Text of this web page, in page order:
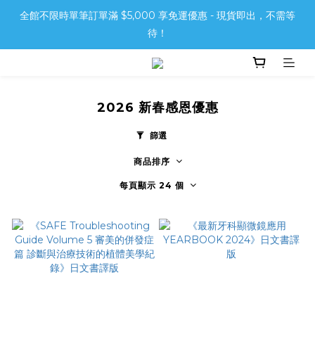
全館不限時單筆訂單滿 $5,000 享免運優惠 - 現貨即出，不需等
待！
2026 新春感恩優惠
篩選
商品排序
每頁顯示 24 個